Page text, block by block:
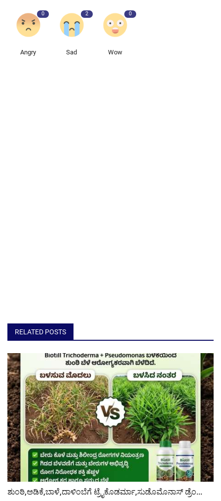
0
Angry
2
Sad
0
Wow
RELATED POSTS
ಶುಂಠಿ,ಅಡಿಕೆ,ಬಾಳೆ,ದಾಳಿಂಬೆಗೆ ಟ್ರೈಕೊಡರ್ಮಾ,ಸುಡೊಮೊನಾಸ್ ಡ್ರೆಂ...